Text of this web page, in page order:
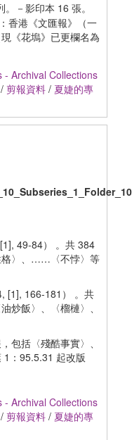
。－影印本 16 張。
香港《文匯報》（一
《花塢》已更欄名為
- Archival Collections
/ 剪報資料 / 夏婕的專
49-84） 。共 384
格〉、……〈不悖〉等
[1], 166-181） 。共
炒飯〉、〈榴槤〉、
包括〈殘酷事實〉、
1：95.5.31 起改版
- Archival Collections
/ 剪報資料 / 夏婕的專